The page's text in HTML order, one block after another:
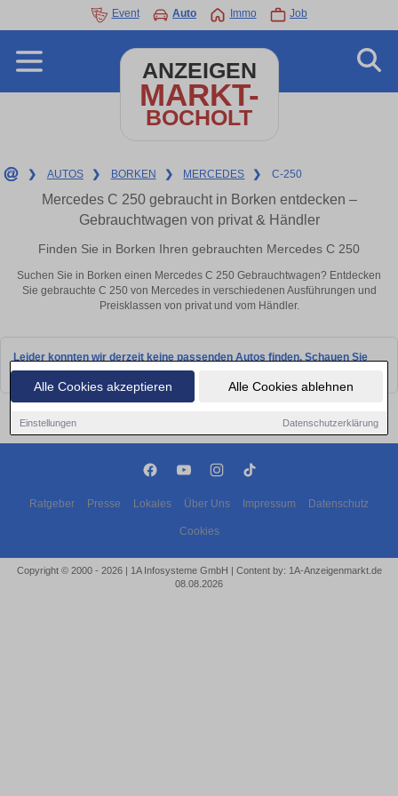
Alle Cookies akzeptieren Alle Cookies ablehnen
Einstellungen Datenschutzerklärung
Event Auto Immo Job
ANZEIGEN
MARKT-
BOCHOLT
❯ AUTOS ❯ BORKEN ❯ MERCEDES ❯ C-250
Mercedes C 250 gebraucht in Borken entdecken –
Gebrauchtwagen von privat & Händler
Finden Sie in Borken Ihren gebrauchten Mercedes C 250
Suchen Sie in Borken einen Mercedes C 250 Gebrauchtwagen? Entdecken
Sie gebrauchte C 250 von Mercedes in verschiedenen Ausführungen und
Preisklassen von privat und vom Händler.
Leider konnten wir derzeit keine passenden Autos finden. Schauen Sie
bald wieder vorbei!
Ratgeber Presse Lokales Über Uns Impressum Datenschutz
Cookies
Copyright © 2000 - 2026 | 1A Infosysteme GmbH | Content by: 1A-Anzeigenmarkt.de
08.08.2026